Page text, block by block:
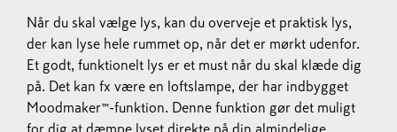
Når du skal vælge lys, kan du overveje et praktisk lys,
der kan lyse hele rummet op, når det er mørkt udenfor.
Et godt, funktionelt lys er et must når du skal klæde dig
på. Det kan fx være en loftslampe, der har indbygget
Moodmaker™-funktion. Denne funktion gør det muligt
for dig at dæmpe lyset direkte på din almindelige